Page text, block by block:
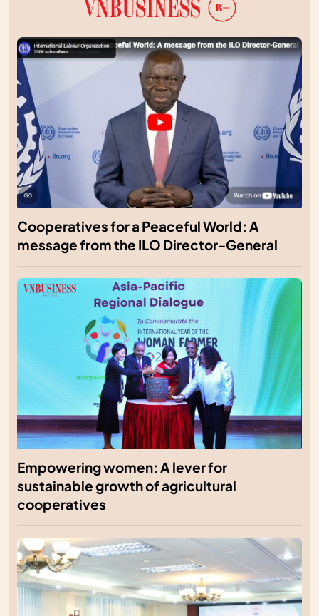
Cooperatives for a Peaceful World: A
message from the ILO Director-General
Empowering women: A lever for
sustainable growth of agricultural
cooperatives